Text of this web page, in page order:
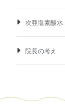
次亜塩素酸水
院長の考え